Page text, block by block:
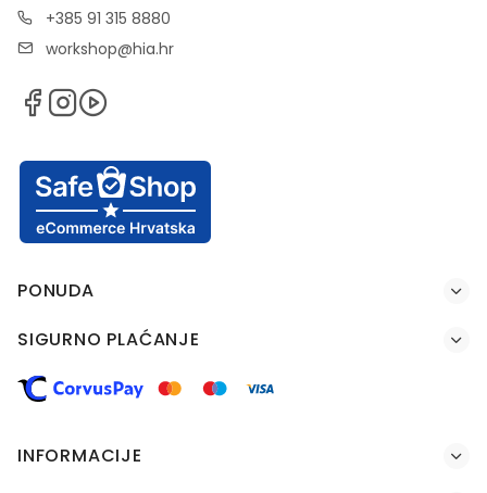
+385 91 315 8880
workshop@hia.hr
PONUDA
SIGURNO PLAĆANJE
INFORMACIJE